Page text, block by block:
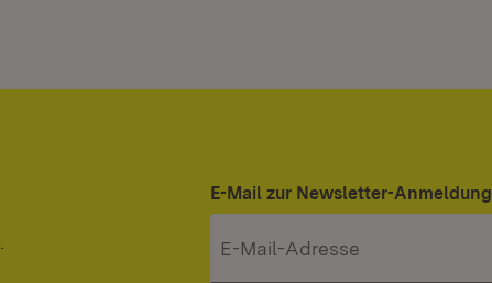
E-Mail zur Newsletter-Anmeldung